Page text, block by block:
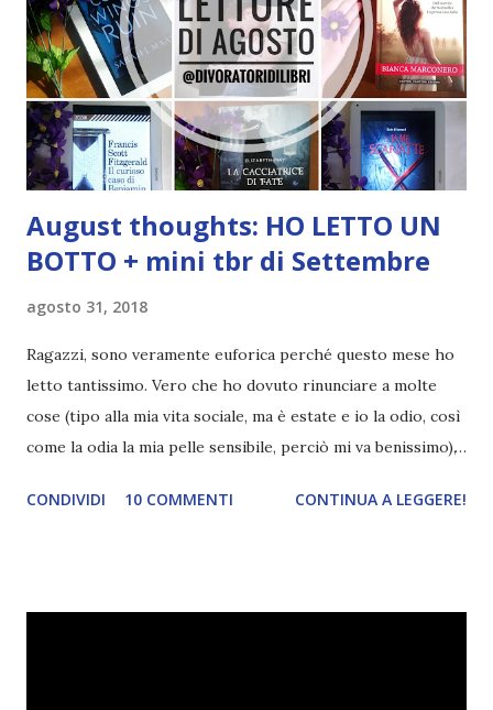
August thoughts: HO LETTO UN
BOTTO + mini tbr di Settembre
agosto 31, 2018
Ragazzi, sono veramente euforica perché questo mese ho
letto tantissimo. Vero che ho dovuto rinunciare a molte
cose (tipo alla mia vita sociale, ma è estate e io la odio, così
come la odia la mia pelle sensibile, perciò mi va benissimo),
che non ho mai letto così tanto (in un mese).
CONDIVIDI 10 COMMENTI CONTINUA A LEGGERE!